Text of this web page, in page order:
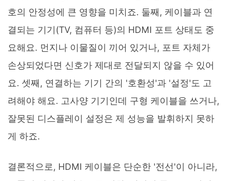
호의 안정성에 큰 영향을 미치죠. 둘째, 케이블과 연
결되는 기기(TV, 컴퓨터 등)의 HDMI 포트 상태도 중
요해요. 먼지나 이물질이 끼어 있거나, 포트 자체가
손상되었다면 신호가 제대로 전달되지 않을 수 있어
요. 셋째, 연결하는 기기 간의 '호환성'과 '설정'도 고
려해야 해요. 고사양 기기인데 구형 케이블을 쓰거나,
잘못된 디스플레이 설정은 제 성능을 발휘하지 못하
게 하죠.
결론적으로, HDMI 케이블은 단순한 '전선'이 아니라,